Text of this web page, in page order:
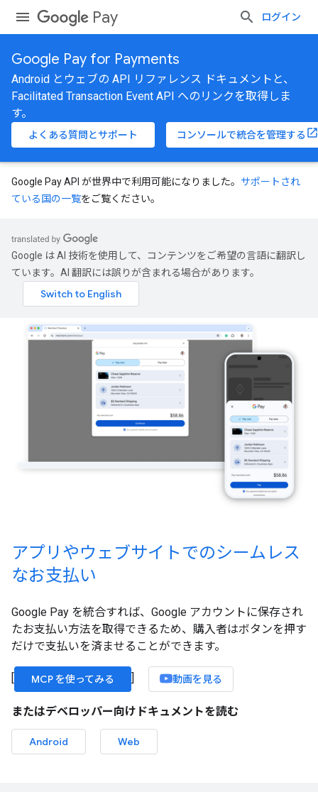
Pay ログイン
Google Pay for Payments
Android とウェブの API リファレンス ドキュメントと、
Facilitated Transaction Event API へのリンクを取得しま
す。
よくある質問とサポート コンソールで統合を管理する
Google Pay API が世界中で利用可能になりました。 サポートされ
ている国の一覧をご覧ください。
Google は AI 技術を使用して、コンテンツをご希望の言語に翻訳し
ています。AI 翻訳には誤りが含まれる場合があります。
アプリやウェブサイトでのシームレス
なお支払い
Google Pay を統合すれば、Google アカウントに保存され
たお支払い方法を取得できるため、購入者はボタンを押す
だけで支払いを済ませることができます。
[ MCP を使ってみる ] 動画を見る
またはデベロッパー向けドキュメントを読む
Android Web